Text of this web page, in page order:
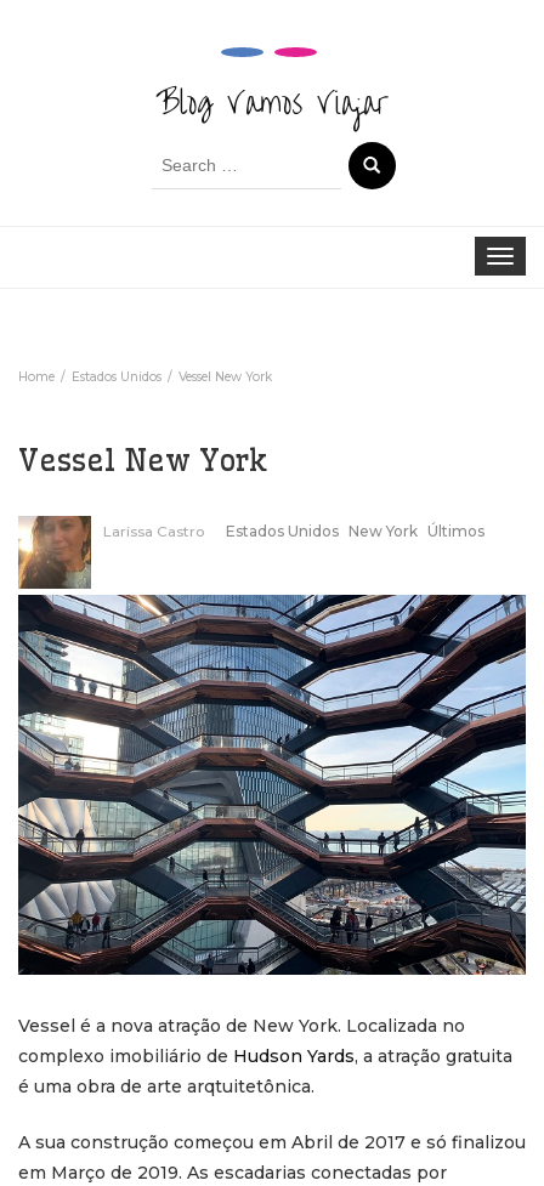
Blog Vamos Viajar
Search
for:
Toggle
Home Estados Unidos Vessel New York
Vessel New York
Larissa Castro Estados Unidos New York Últimos
Vessel é a nova atração de New York. Localizada no
complexo imobiliário de Hudson Yards, a atração gratuita
é uma obra de arte arqtuitetônica.
A sua construção começou em Abril de 2017 e só finalizou
em Março de 2019. As escadarias conectadas por